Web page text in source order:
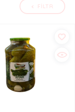
FILTR